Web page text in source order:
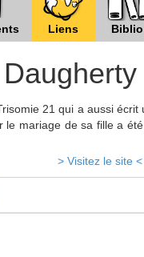
Liens Biblio
21 qui a aussi
mariage de sa fille a
> Visitez le site <